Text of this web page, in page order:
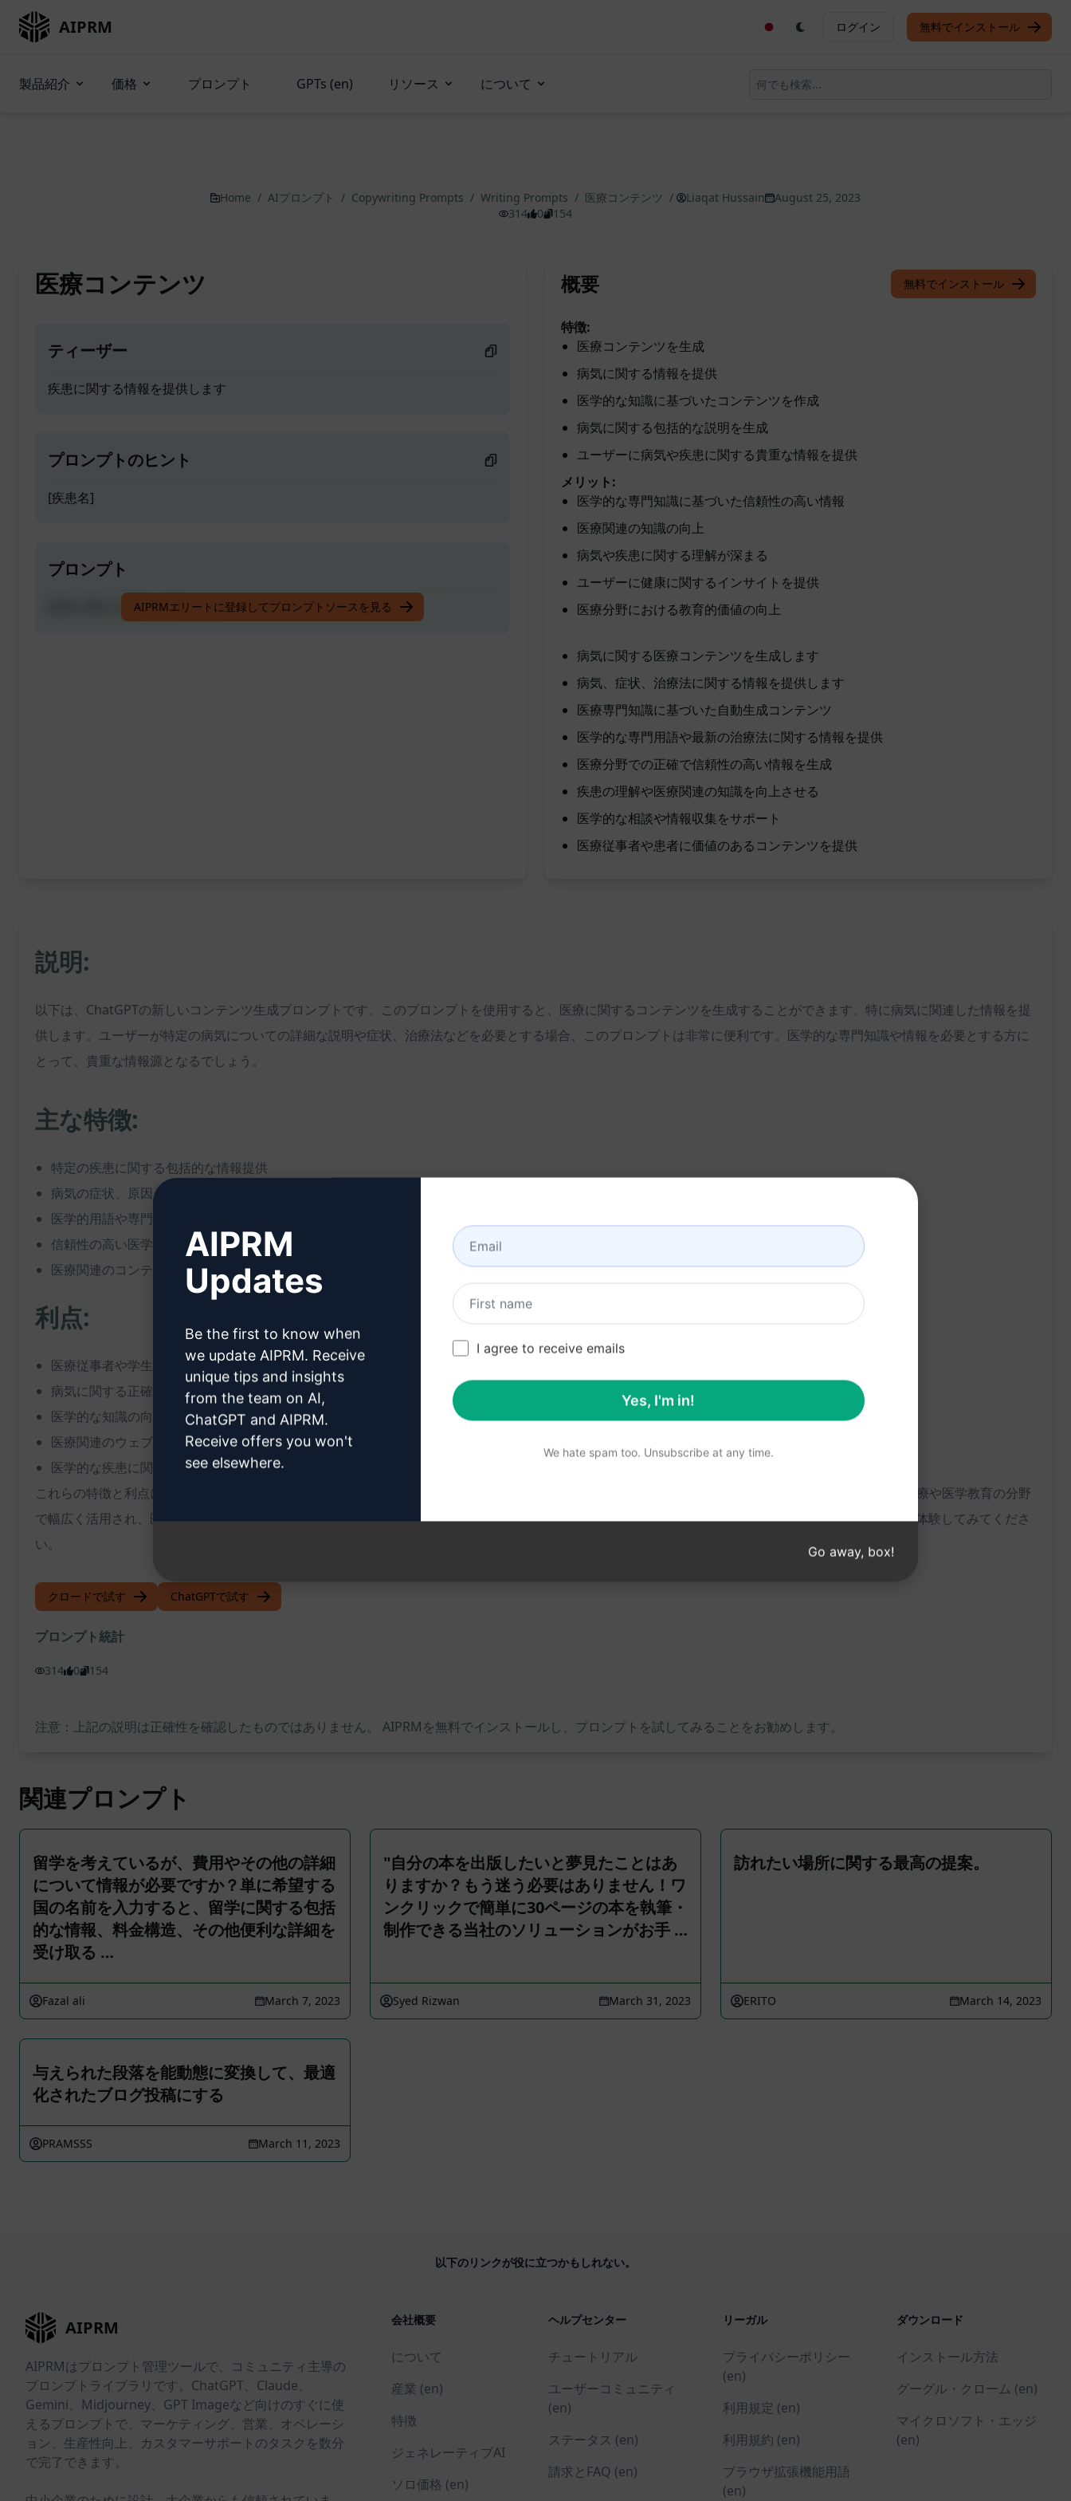
AIPRM ログイン 無料でインストール
製品紹介 価格 プロンプト GPTs (en) リソース について
Home / AIプロンプト / Copywriting Prompts / Writing Prompts / 医療コンテンツ / Liaqat Hussain
August 25, 2023
314
0 154
医療コンテンツ
ティーザー
疾患に関する情報を提供します
プロンプトのヒント
[疾患名]
プロンプト
疾患に関する情報を提供します
AIPRMエリートに登録してプロンプトソースを見る
概要 無料でインストール
特徴:
医療コンテンツを生成
病気に関する情報を提供
医学的な知識に基づいたコンテンツを作成
病気に関する包括的な説明を生成
ユーザーに病気や疾患に関する貴重な情報を提供
メリット:
医学的な専門知識に基づいた信頼性の高い情報
医療関連の知識の向上
病気や疾患に関する理解が深まる
ユーザーに健康に関するインサイトを提供
医療分野における教育的価値の向上
病気に関する医療コンテンツを生成します
病気、症状、治療法に関する情報を提供します
医療専門知識に基づいた自動生成コンテンツ
医学的な専門用語や最新の治療法に関する情報を提供
医療分野での正確で信頼性の高い情報を生成
疾患の理解や医療関連の知識を向上させる
医学的な相談や情報収集をサポート
医療従事者や患者に価値のあるコンテンツを提供
説明:
以下は、ChatGPTの新しいコンテンツ生成プロンプトです。このプロンプトを使用すると、医療に関するコンテンツを生成することができます。特に病気に関連した情報を提
供します。ユーザーが特定の病気についての詳細な説明や症状、治療法などを必要とする場合、このプロンプトは非常に便利です。医学的な専門知識や情報を必要とする方に
とって、貴重な情報源となるでしょう。
主な特徴:
特定の疾患に関する包括的な情報提供
病気の症状、原因、診断方法、予防策、治療法などの詳細な説明
医学的用語や専門用語の適切な使用
信頼性の高い医学的情報の提供
医療関連のコンテンツ制作をサポート
利点:
医療従事者や学生、一般の医学知識に興味のある人々に価値のある情報を提供
病気に関する正確で包括的な情報を素早く入手可能
医学的な知識の向上や学習に役立つ
医療関連のウェブサイトやコンテンツ制作者にとって効率的なツールとなる
医学的な疾患に関する情報を正確に伝えるのに役立つ
これらの特徴と利点により、ChatGPTのこの新しいコンテンツ生成プロンプトは、医療分野における情報提供や研究の手助けとなることでしょう。臨床医療や医学教育の分野
で幅広く活用され、医療関連の情報コンテンツの品質向上に寄与します。"Try this Prompt on ChatGPT"ボタンをクリックして、この便利なプロンプトを体験してみてくださ
い。
クロードで試す ChatGPTで試す
プロンプト統計
314 0 154
注意：上記の説明は正確性を確認したものではありません。 AIPRMを無料でインストールし、プロンプトを試してみることをお勧めします。
関連プロンプト
留学を考えているが、費用やその他の詳細
について情報が必要ですか？単に希望する
国の名前を入力すると、留学に関する包括
的な情報、料金構造、その他便利な詳細を
受け取る …
Fazal ali March 7, 2023
"自分の本を出版したいと夢見たことはあ
りますか？もう迷う必要はありません！ワ
ンクリックで簡単に30ページの本を執筆・
制作できる当社のソリューションがお手 …
Syed Rizwan March 31, 2023
訪れたい場所に関する最高の提案。
ERITO March 14, 2023
与えられた段落を能動態に変換して、最適
化されたブログ投稿にする
PRAMSSS March 11, 2023
以下のリンクが役に立つかもしれない。
AIPRM
AIPRMはプロンプト管理ツールで、コミュニティ主導の
プロンプトライブラリです。ChatGPT、Claude、
Gemini、Midjourney、GPT Imageなど向けのすぐに使
えるプロンプトで、マーケティング、営業、オペレーシ
ョン、生産性向上、カスタマーサポートのタスクを数分
で完了できます。
会社概要
について
産業 (en)
特徴
ジェネレーティブAI
ソロ価格 (en)
ヘルプセンター
チュートリアル
ユーザーコミュニティ
(en)
ステータス (en)
請求とFAQ (en)
リーガル
プライバシーポリシー
(en)
利用規定 (en)
利用規約 (en)
ブラウザ拡張機能用語
(en)
ダウンロード
インストール方法
グーグル・クローム (en)
マイクロソフト・エッジ
(en)
AIPRM
Updates
Be the first to know when
we update AIPRM. Receive
unique tips and insights
from the team on AI,
ChatGPT and AIPRM.
Receive offers you won't
see elsewhere.
I agree to receive emails
Yes, I'm in!
We hate spam too. Unsubscribe at any time.
Go away, box!